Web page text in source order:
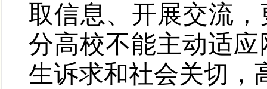
取信息、开展交流
分高校不能主动适
生诉求和社会关切，